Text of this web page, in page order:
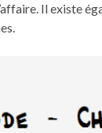
Il existe